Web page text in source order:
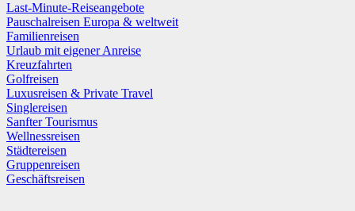
Last-Minute-Reiseangebote
Pauschalreisen Europa & weltweit
Familienreisen
Urlaub mit eigener Anreise
Kreuzfahrten
Golfreisen
Luxusreisen & Private Travel
Singlereisen
Sanfter Tourismus
Wellnessreisen
Städtereisen
Gruppenreisen
Geschäftsreisen